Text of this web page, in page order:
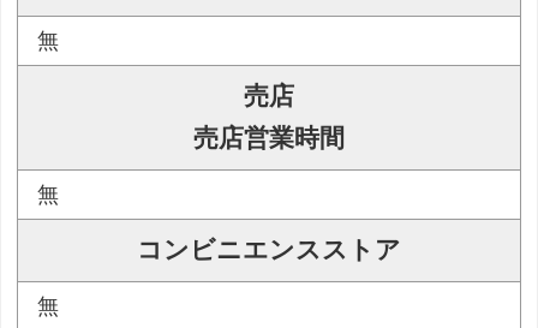
無
売店
売店営業時間
無
コンビニエンスストア
無